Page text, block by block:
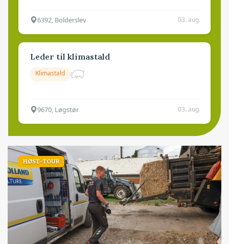
6392, Bolderslev 03. aug.
Leder til klimastald
Klimastald
9670, Løgstør 03. aug.
HØST-TOUR